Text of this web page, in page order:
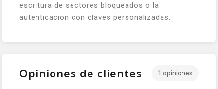
escritura de sectores bloqueados o la
autenticación con claves personalizadas.
Opiniones de clientes 1 opiniones